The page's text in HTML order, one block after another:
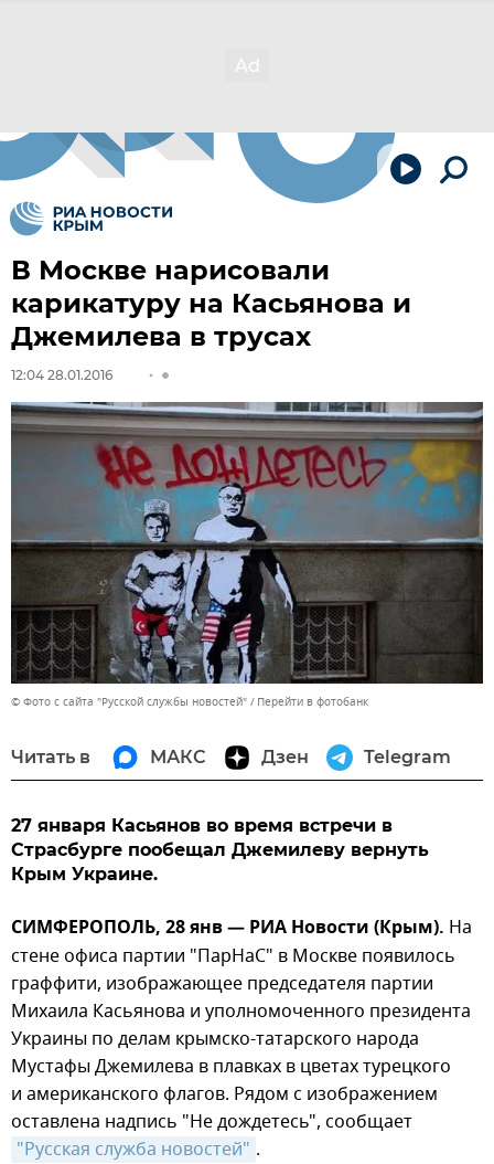
В Москве нарисовали
карикатуру на Касьянова и
Джемилева в трусах
12:04 28.01.2016
© Фото с сайта "Русской службы новостей" Перейти в фотобанк
Читать в МАКС Дзен Telegram
27 января Касьянов во время встречи в
Страсбурге пообещал Джемилеву вернуть
Крым Украине.
СИМФЕРОПОЛЬ, 28 янв — РИА Новости (Крым). На
стене офиса партии "ПарНаС" в Москве появилось
граффити, изображающее председателя партии
Михаила Касьянова и уполномоченного президента
Украины по делам крымско-татарского народа
Мустафы Джемилева в плавках в цветах турецкого
и американского флагов. Рядом с изображением
оставлена надпись "Не дождетесь", сообщает
"Русская служба новостей" .